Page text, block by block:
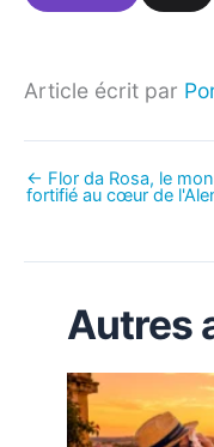
Article écrit par
← Flor da Rosa, le
fortifié au cœur de
Autres